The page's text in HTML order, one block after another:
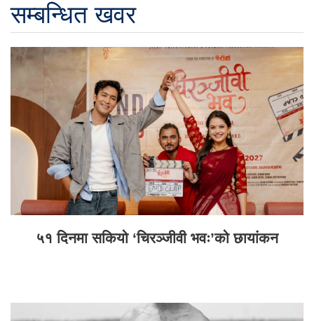
सम्बन्धित खवर
५१ दिनमा सकियो ‘चिरञ्जीवी भवः’को छायांकन